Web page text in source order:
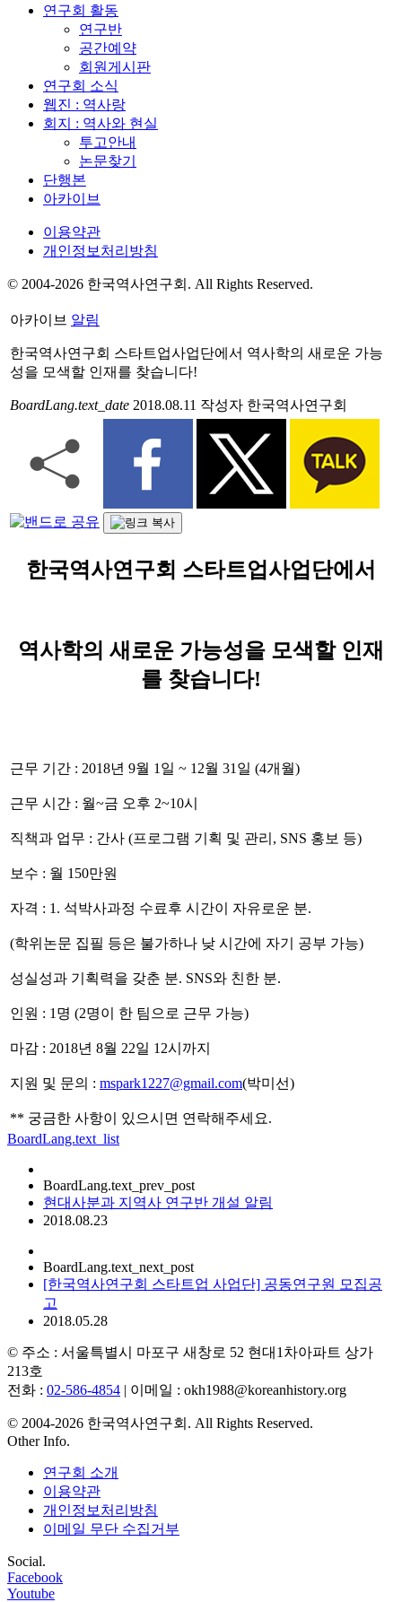
연구회 활동
연구반
공간예약
회원게시판
연구회 소식
웹진 : 역사랑
회지 : 역사와 현실
투고안내
논문찾기
단행본
아카이브
이용약관
개인정보처리방침
© 2004-2026 한국역사연구회. All Rights Reserved.
아카이브 알림
한국역사연구회 스타트업사업단에서 역사학의 새로운 가능
성을 모색할 인재를 찾습니다!
BoardLang.text_date 2018.08.11 작성자 한국역사연구회
한국역사연구회 스타트업사업단에서
역사학의 새로운 가능성을 모색할 인재
를 찾습니다!
근무 기간 : 2018년 9월 1일 ~ 12월 31일 (4개월)
근무 시간 : 월~금 오후 2~10시
직책과 업무 : 간사 (프로그램 기획 및 관리, SNS 홍보 등)
보수 : 월 150만원
자격 : 1. 석박사과정 수료후 시간이 자유로운 분.
(학위논문 집필 등은 불가하나 낮 시간에 자기 공부 가능)
성실성과 기획력을 갖춘 분. SNS와 친한 분.
인원 : 1명 (2명이 한 팀으로 근무 가능)
마감 : 2018년 8월 22일 12시까지
지원 및 문의 : mspark1227@gmail.com(박미선)
** 궁금한 사항이 있으시면 연락해주세요.
BoardLang.text_list
BoardLang.text_prev_post
현대사분과 지역사 연구반 개설 알림
2018.08.23
BoardLang.text_next_post
[한국역사연구회 스타트업 사업단] 공동연구원 모집공
고
2018.05.28
© 주소 : 서울특별시 마포구 새창로 52 현대1차아파트 상가
213호
전화 : 02-586-4854 | 이메일 : okh1988@koreanhistory.org
© 2004-2026 한국역사연구회. All Rights Reserved.
Other Info.
연구회 소개
이용약관
개인정보처리방침
이메일 무단 수집거부
Social.
Facebook
Youtube